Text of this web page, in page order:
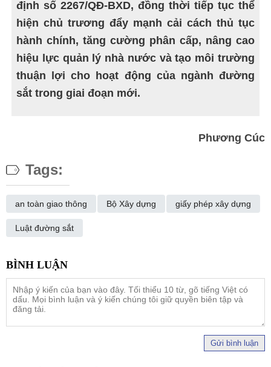
định số 2267/QĐ-BXD, đồng thời tiếp tục thể
hiện chủ trương đẩy mạnh cải cách thủ tục
hành chính, tăng cường phân cấp, nâng cao
hiệu lực quản lý nhà nước và tạo môi trường
thuận lợi cho hoạt động của ngành đường
sắt trong giai đoạn mới.
Phương Cúc
Tags:
an toàn giao thông Bộ Xây dựng giấy phép xây dựng
Luật đường sắt
Gửi bình luận